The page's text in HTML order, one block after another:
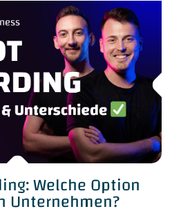
Welche Option
Unternehmen?